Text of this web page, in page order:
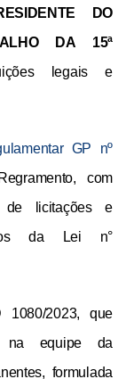
DO
DA 15ª
legais e
GP nº
com
de licitações e
da Lei n°
2023, que
na equipe da
formulada